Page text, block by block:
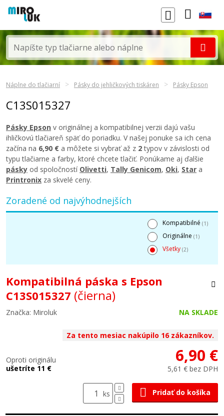
Náplne do tlačiarní Pásky do jehličkových tiskáren Pásky Epson
C13S015327
Pásky Epson v originálnej a kompatibilnej verzii dajú vašu
ihličkovú tlačiareň späť do poriadku. V našej ponuke sa ich cena
začína na 6,90 € a môžete si vybrať až z 2typov v závislosti od
typu tlačiarne a farby, ktoré chcete tlačiť. Ponúkame aj ďalšie
pásky od spoločností Olivetti, Tally Genicom, Oki, Star a
Printronix za skvelé ceny.
Zoradené od najvýhodnejších
Kompatibilné (1)
Originálne (1)
Všetky (2)
Kompatibilná páska s Epson
C13S015327 (čierna)
Značka: Miroluk NA SKLADE
Za tento mesiac nakúpilo 16 zákazníkov.
Oproti originálu
ušetríte 11 €
6,90 €
5,61 € bez DPH
ks Pridať do košíka